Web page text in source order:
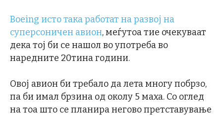
Boeing исто така работат на развој на
суперсоничен авион, меѓутоа тие очекуваат
дека тој би се нашол во употреба во
наредните 20тина години.
Овој авион би требало да лета многу побрзо,
па би имал брзина од околу 5 маха. Со оглед
на тоа што се планира негово претставување